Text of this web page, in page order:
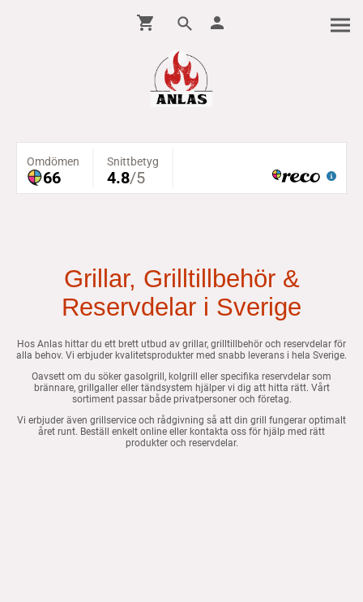
Grillar, Grilltillbehör &
Reservdelar i Sverige
Hos Anlas hittar du ett brett utbud av grillar, grilltillbehör och reservdelar för
alla behov. Vi erbjuder kvalitetsprodukter med snabb leverans i hela Sverige.
Oavsett om du söker gasolgrill, kolgrill eller specifika reservdelar som
brännare, grillgaller eller tändsystem hjälper vi dig att hitta rätt. Vårt
sortiment passar både privatpersoner och företag.
Vi erbjuder även grillservice och rådgivning så att din grill fungerar optimalt
året runt. Beställ enkelt online eller kontakta oss för hjälp med rätt
produkter och reservdelar.